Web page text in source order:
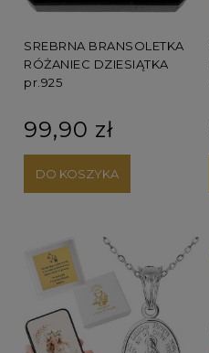
SREBRNA BRANSOLETKA
RÓŻANIEC DZIESIĄTKA
pr.925
99,90 zł
DO KOSZYKA